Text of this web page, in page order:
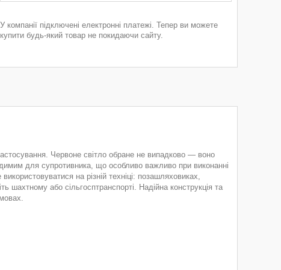
У компанії підключені електронні платежі. Тепер ви можете
купити будь-який товар не покидаючи сайту.
Червоне світло обране не випадково — воно
для супротивника, що особливо важливо при виконанні
на різній техніці: позашляховиках,
шахтному або сільгосптранспорті. Надійна конструкція та